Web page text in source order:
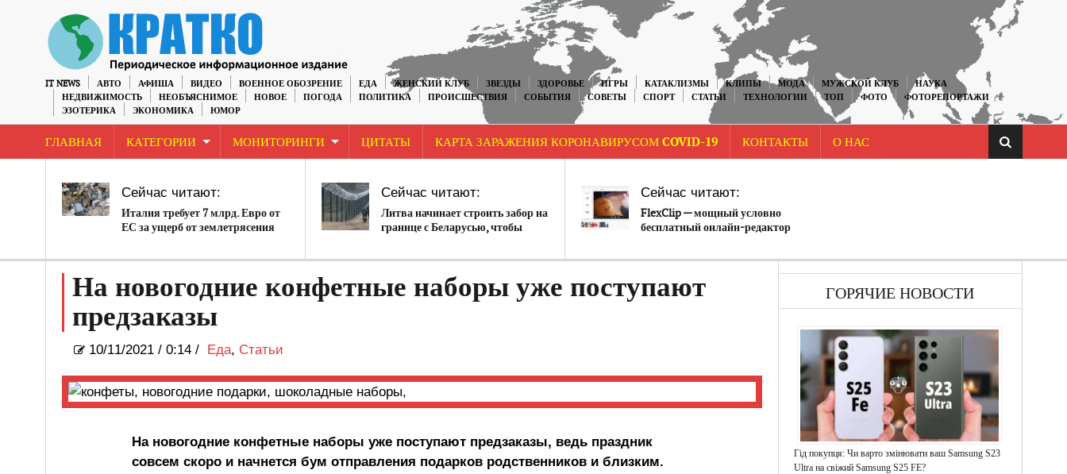
IT NEWS АВТО АФИША ВИДЕО ВОЕННОЕ ОБОЗРЕНИЕ ЕДА ЖЕНСКИЙ КЛУБ ЗВЕЗДЫ ЗДОРОВЬЕ ИГРЫ КАТАКЛИЗМЫ КЛИПЫ МОДА МУЖСКОЙ КЛУБ
НАУКА
НЕДВИЖИМОСТЬ
НЕОБЪЯСНИМОЕ НОВОЕ ПОГОДА ПОЛИТИКА ПРОИСШЕСТВИЯ СОБЫТИЯ СОВЕТЫ СПОРТ СТАТЬИ ТЕХНОЛОГИИ ТОП ФОТО
ФОТОРЕПОРТАЖИ
ЭЗОТЕРИКА
ЭКОНОМИКА ЮМОР
ГЛАВНАЯ КАТЕГОРИИ МОНИТОРИНГИ ЦИТАТЫ КАРТА ЗАРАЖЕНИЯ КОРОНАВИРУСОМ COVID-19 КОНТАКТЫ О НАС
Сейчас читают:
Италия требует 7 млрд. Евро от
ЕС за ущерб от землетрясения
Сейчас читают:
Литва начинает строить забор на
границе с Беларусью, чтобы
Сейчас читают:
FlexClip — мощный условно
бесплатный онлайн-редактор
На новогодние конфетные наборы уже поступают
предзаказы
10/11/2021/ 0:14 / Еда, Статьи
На новогодние конфетные наборы уже поступают предзаказы, ведь праздник
совсем скоро и начнется бум отправления подарков родственников и близким.
ГОРЯЧИЕ НОВОСТИ
Гід покупця: Чи варто змінювати ваш Samsung S23
Ultra на свіжий Samsung S25 FE?